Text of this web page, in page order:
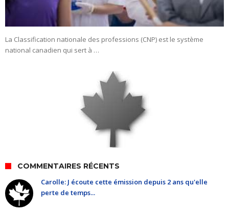
La Classification nationale des professions (CNP) est le système
national canadien qui sert à …
COMMENTAIRES RÉCENTS
Carolle: J écoute cette émission depuis 2 ans qu'elle
perte de temps...